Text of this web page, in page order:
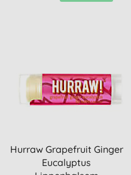
Hurraw Grapefruit Ginger
Eucalyptus